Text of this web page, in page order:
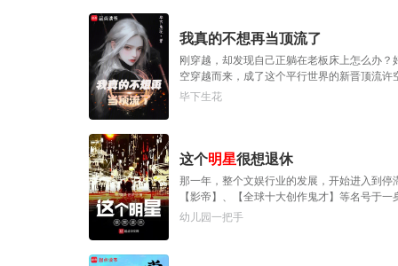
我真的不想再当顶流了
刚穿越，却发现自己正躺在老板床上怎么办
空穿越而来，成了这个平行世界的新晋顶流
却食髓知味的国民初恋上进心极强但内心孤
毕下生花
这个明星很想退休
那一年，整个文娱行业的发展，开始进入到
【影帝】、【全球十大创作鬼才】等名号于
班吧！”
幼儿园一把手